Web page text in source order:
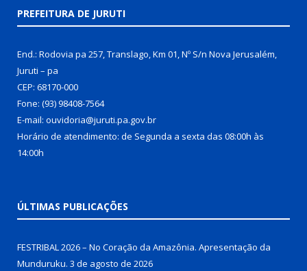
PREFEITURA DE JURUTI
End.: Rodovia pa 257, Translago, Km 01, Nº S/n Nova Jerusalém,
Juruti – pa
CEP: 68170-000
Fone: (93) 98408-7564
E-mail: ouvidoria@juruti.pa.gov.br
Horário de atendimento: de Segunda a sexta das 08:00h às
14:00h
ÚLTIMAS PUBLICAÇÕES
FESTRIBAL 2026 – No Coração da Amazônia. Apresentação da
Munduruku. 3 de agosto de 2026